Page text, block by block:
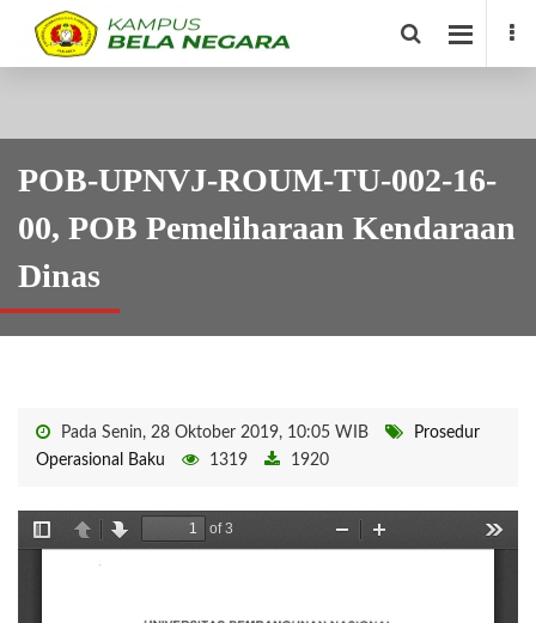
POB-UPNVJ-ROUM-TU-002-16-
00, POB Pemeliharaan Kendaraan
Dinas
Pada Senin, 28 Oktober 2019, 10:05 WIB
Prosedur
Operasional Baku
1319 1920